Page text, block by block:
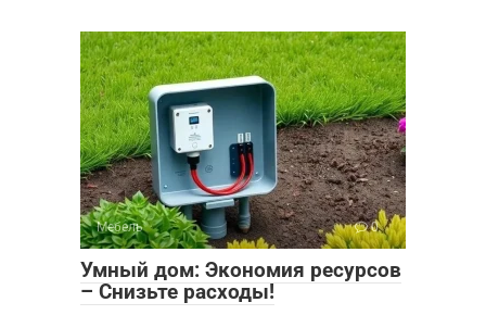
Мебель 0
Умный дом: Экономия ресурсов
– Снизьте расходы!